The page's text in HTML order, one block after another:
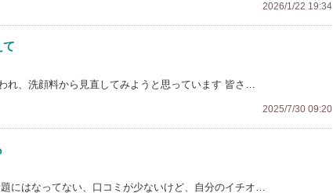
2026/1/22 19:34
て
れ、洗顔料から見直してみようと思っています 皆さ…
2025/7/30 09:20
にはなってない、口コミが少ないけど、自分のイチオ…